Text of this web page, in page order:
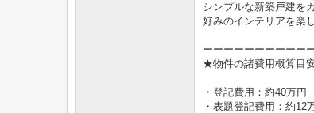
シンプルな新築戸建を
好みのインテリアを楽
ーーーーーーーーーー
★物件の諸費用概算目
・登記費用：約40万円
・表題登記費用：約12